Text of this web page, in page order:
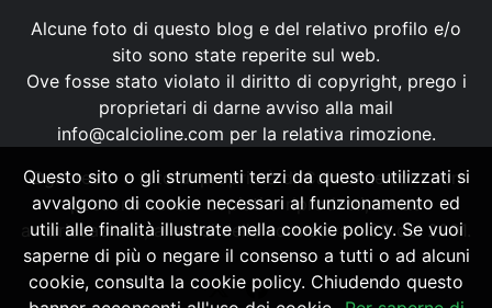
Alcune foto di questo blog e del relativo profilo e/o
sito sono state reperite sul web.
Ove fosse stato violato il diritto di copyright, prego i
proprietari di darne avviso alla mail
info@calcioline.com per la relativa rimozione.
Ogni testo e foto di proprietà di Calcioline.com non
possono essere copiati o riprodotti, senza
autorizzazione, ai sensi della normativa n.29 del 2001.
Questo sito o gli strumenti terzi da questo utilizzati si
avvalgono di cookie necessari al funzionamento ed
utili alle finalità illustrate nella cookie policy. Se vuoi
saperne di più o negare il consenso a tutti o ad alcuni
cookie, consulta la cookie policy. Chiudendo questo